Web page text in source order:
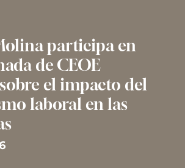
participa en
de CEOE
el impacto del
laboral en las